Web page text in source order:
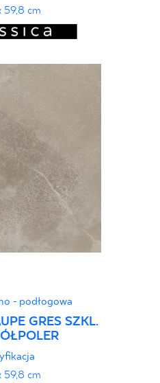
59,8 cm
- podłogowa
GRES SZKL.
59,8 cm